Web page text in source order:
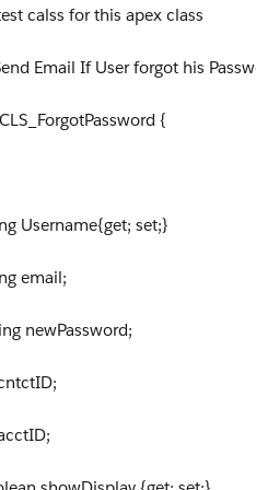
calss for this apex class
Email If User forgot his
{
Username{get; set;}
email;
newPassword;